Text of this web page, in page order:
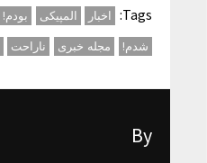
Tags: اخبار المپیکی بودم!
شدم!
مجله خبری ناراحت
By